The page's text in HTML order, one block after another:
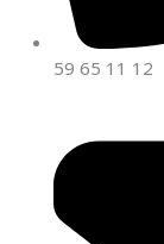
59 65 11 12